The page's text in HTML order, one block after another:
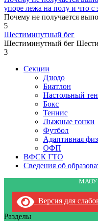
упоре лежа на полу и что с
Почему не получается
5
Шестиминутный бег
Шестиминутный бег
3
Секции
Дзюдо
Биатлон
Настольный
Бокс
Теннис
Лыжные гонки
Футбол
Адаптивная
ОФП
ВФСК ГТО
Сведения об
МАОУ
Версия для
Разделы